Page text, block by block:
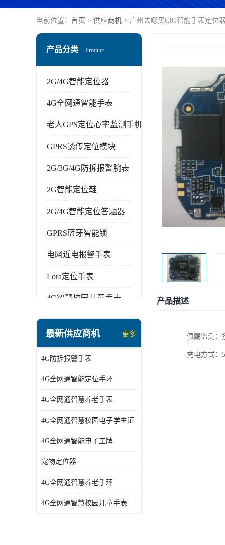
当前位置： 首页 > 供应商机 > 广州去哪买G01智能手表定位
产品分类 Product
2G/4G智能定位器
4G全网通智能手表
老人GPS定位心率监测手机
GPRS透传定位模块
2G/3G/4G防拆报警腕表
2G智能定位鞋
2G/4G智能定位答题器
GPRS蓝牙智能锁
电网近电报警手表
Lora定位手表
4G智慧校园儿童手表
指静脉识别智能锁
2G/BT4.0智能睡眠带
2G/4G智慧养老手环
最新供应商机 更多
4G防拆报警手表
4G全网通智能定位手环
4G全网通智慧养老手表
4G全网通智慧校园电子学生证
4G全网通智能电子工牌
宠物定位器
4G全网通智慧养老手环
4G全网通智慧校园儿童手表
产品描述
佩戴监测：
充电方式：